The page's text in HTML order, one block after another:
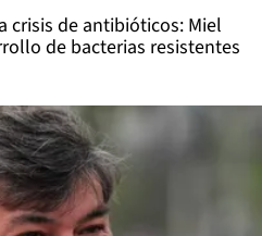
crisis de antibióticos: Miel
de bacterias resistentes